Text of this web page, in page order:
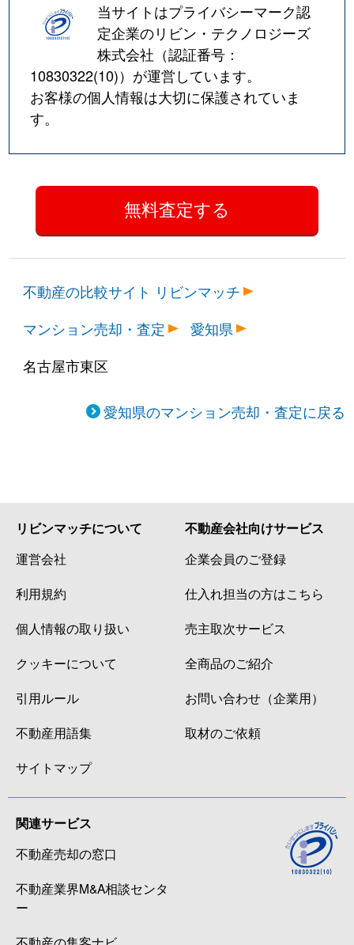
当サイトはプライバシーマーク認
定企業のリビン・テクノロジーズ
株式会社（認証番号：
10830322(10)）が運営しています。
お客様の個人情報は大切に保護されていま
す。
不動産の比較サイト リビンマッチ
マンション売却・査定
愛知県
名古屋市東区
愛知県のマンション売却・査定に戻る
リビンマッチについて
運営会社
利用規約
個人情報の取り扱い
クッキーについて
引用ルール
不動産用語集
サイトマップ
不動産会社向けサービス
企業会員のご登録
仕入れ担当の方はこちら
売主取次サービス
全商品のご紹介
お問い合わせ（企業用）
取材のご依頼
関連サービス
不動産売却の窓口
不動産業界M&A相談センタ
ー